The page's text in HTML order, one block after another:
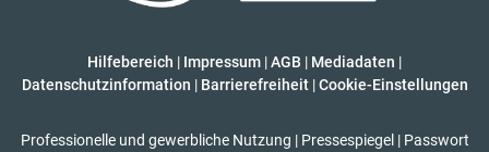
Hilfebereich | Impressum |AGB | Mediadaten |
Datenschutzinformation | Barrierefreiheit | Cookie-Einstellungen
Professionelle und gewerbliche Nutzung | Pressespiegel | Passwort